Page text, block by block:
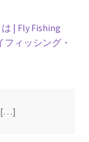
| Fly Fishing
ィッシング・
[…]